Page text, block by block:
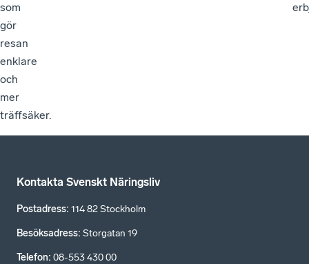
som
gör
resan
enklare
och
mer
träffsäker.
Kontakta Svenskt Näringsliv
Postadress: 114 82 Stockholm
Besöksadress: Storgatan 19
Telefon: 08-553 430 00